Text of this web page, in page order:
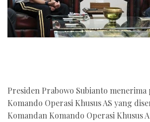
Presiden Prabowo Subianto
Komando Operasi Khusus AS yang
Komandan Komando Operasi Khusus